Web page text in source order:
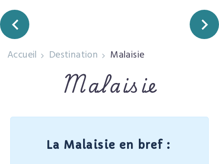
Accueil Destination Malaisie
Malaisie
La Malaisie en bref :